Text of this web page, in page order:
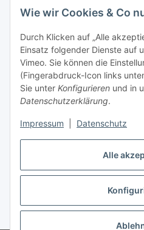
Alle
Wie wir Cookies & Co
Durch Klicken auf „Alle
Einsatz folgender Dienste auf
Vimeo. Sie können die
(Fingerabdruck-Icon links
Sie unter Konfigurieren und in
Datenschutzerklärung.
Impressum Datenschutz
Informationen
036204. 803903
Achtung!!!
16:00 – 19:00 Uhr
Vertrag
* Alle Preise inkl. gesetzlicher USt.,